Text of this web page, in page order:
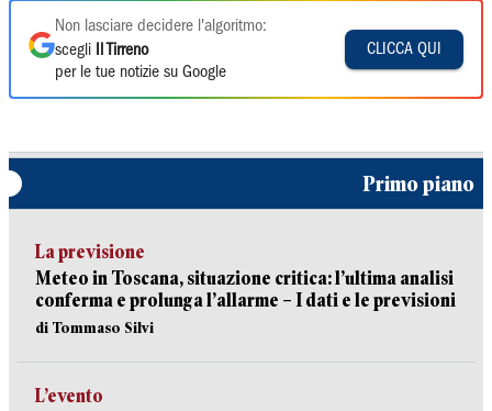
Non lasciare decidere l'algoritmo:
scegli
Il Tirreno
per le tue notizie su Google
CLICCA QUI
Primo piano
La previsione
Meteo in Toscana, situazione critica: l’ultima analisi
conferma e prolunga l’allarme – I dati e le previsioni
di Tommaso Silvi
L’evento